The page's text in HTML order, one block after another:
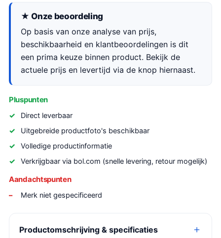
★ Onze beoordeling
Op basis van onze analyse van prijs,
beschikbaarheid en klantbeoordelingen is dit
een prima keuze binnen product. Bekijk de
actuele prijs en levertijd via de knop hiernaast.
Pluspunten
Direct leverbaar
Uitgebreide productfoto's beschikbaar
Volledige productinformatie
Verkrijgbaar via bol.com (snelle levering, retour mogelijk)
Aandachtspunten
Merk niet gespecificeerd
Productomschrijving & specificaties